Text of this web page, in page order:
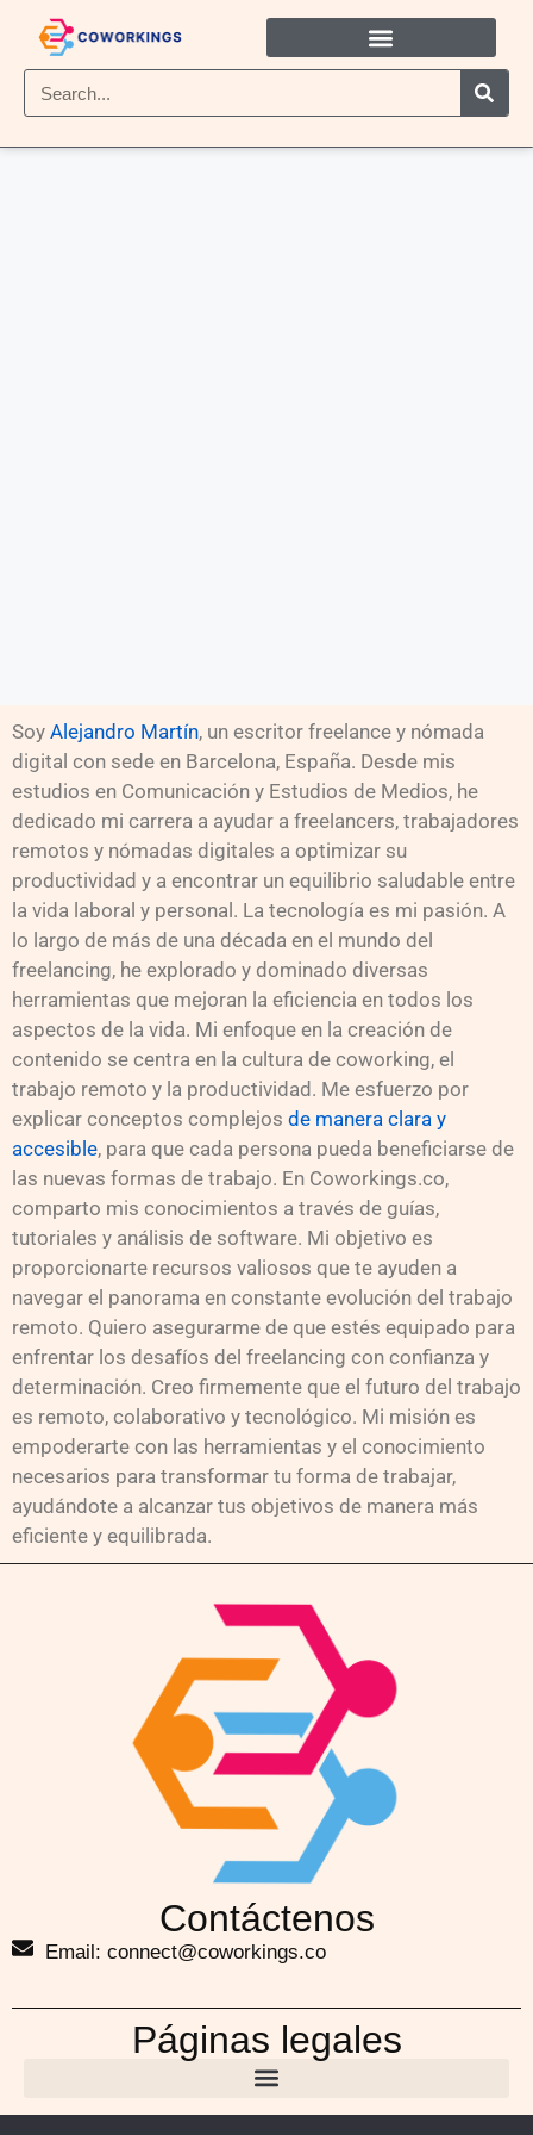
Soy Alejandro Martín, un escritor freelance y nómada
digital con sede en Barcelona, España. Desde mis
estudios en Comunicación y Estudios de Medios, he
dedicado mi carrera a ayudar a freelancers, trabajadores
remotos y nómadas digitales a optimizar su
productividad y a encontrar un equilibrio saludable entre
la vida laboral y personal. La tecnología es mi pasión. A
lo largo de más de una década en el mundo del
freelancing, he explorado y dominado diversas
herramientas que mejoran la eficiencia en todos los
aspectos de la vida. Mi enfoque en la creación de
contenido se centra en la cultura de coworking, el
trabajo remoto y la productividad. Me esfuerzo por
explicar conceptos complejos de manera clara y
accesible, para que cada persona pueda beneficiarse de
las nuevas formas de trabajo. En Coworkings.co,
comparto mis conocimientos a través de guías,
tutoriales y análisis de software. Mi objetivo es
proporcionarte recursos valiosos que te ayuden a
navegar el panorama en constante evolución del trabajo
remoto. Quiero asegurarme de que estés equipado para
enfrentar los desafíos del freelancing con confianza y
determinación. Creo firmemente que el futuro del trabajo
es remoto, colaborativo y tecnológico. Mi misión es
empoderarte con las herramientas y el conocimiento
necesarios para transformar tu forma de trabajar,
ayudándote a alcanzar tus objetivos de manera más
eficiente y equilibrada.
Contáctenos
Email: connect@coworkings.co
Páginas legales